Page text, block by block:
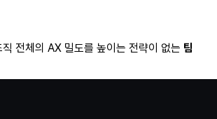
전체의 AX 밀도를 높이는 전략이 없는 팀